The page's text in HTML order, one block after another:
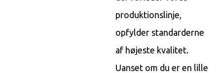
produktionslinje,
opfylder standarderne
af højeste kvalitet.
Uanset om du er en lille